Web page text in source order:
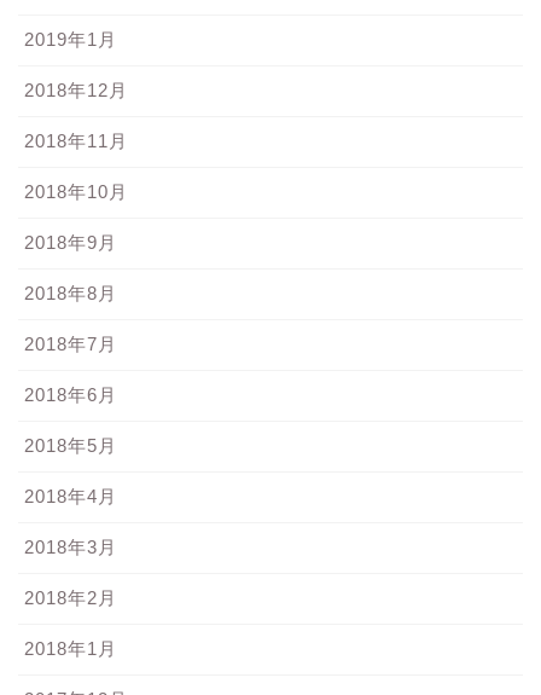
2019年1月
2018年12月
2018年11月
2018年10月
2018年9月
2018年8月
2018年7月
2018年6月
2018年5月
2018年4月
2018年3月
2018年2月
2018年1月